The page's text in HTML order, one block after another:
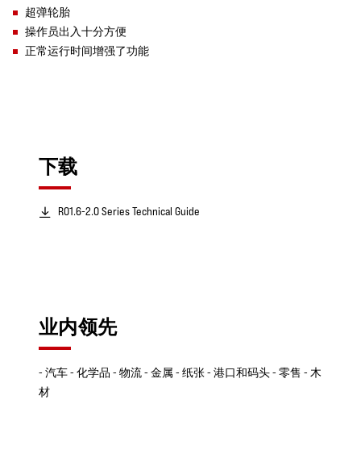
超弹轮胎
操作员出入十分方便
正常运行时间增强了功能
下载
RO1.6-2.0 Series Technical Guide
业内领先
- 汽车 - 化学品 - 物流 - 金属 - 纸张 - 港口和码头 - 零售 - 木
材